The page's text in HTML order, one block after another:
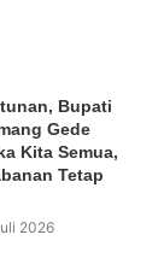
Bupati
Gede
Kita Semua,
Tetap
2026